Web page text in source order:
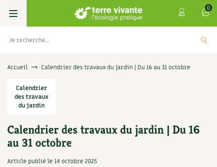
0
Livres
Permaculture, Jardin bio
Potager
Techniques de jardinage
Verger, arbres
Les 4 saisons
Se réabonner
Offrir un abonnement
Graines, semences
Potagères
Cartes cadeau
Centre Terre vivante
Accueil Calendrier des travaux du jardin | Du 16 au 31 octobre
Calendrier
des travaux
du jardin
Calendrier des travaux du jardin | Du 16
au 31 octobre
Article publié le 14 octobre 2025